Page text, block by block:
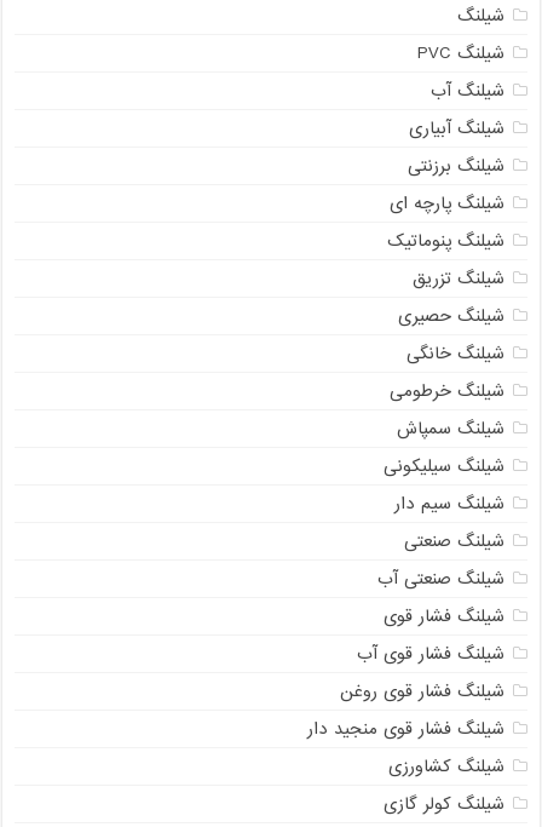
شیلنگ
شیلنگ PVC
شیلنگ آب
شیلنگ آبیاری
شیلنگ برزنتی
شیلنگ پارچه ای
شیلنگ پنوماتیک
شیلنگ تزریق
شیلنگ حصیری
شیلنگ خانگی
شیلنگ خرطومی
شیلنگ سمپاش
شیلنگ سیلیکونی
شیلنگ سیم دار
شیلنگ صنعتی
شیلنگ صنعتی آب
شیلنگ فشار قوی
شیلنگ فشار قوی آب
شیلنگ فشار قوی روغن
شیلنگ فشار قوی منجید دار
شیلنگ کشاورزی
شیلنگ کولر گازی